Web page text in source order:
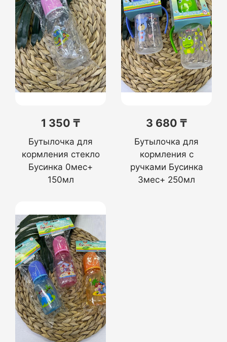
1 350 ₸
Бутылочка для
кормления стекло
Бусинка 0мес+
150мл
3 680 ₸
Бутылочка для
кормления с
ручками Бусинка
3мес+ 250мл